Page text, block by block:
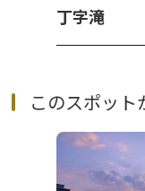
丁字滝
このスポット